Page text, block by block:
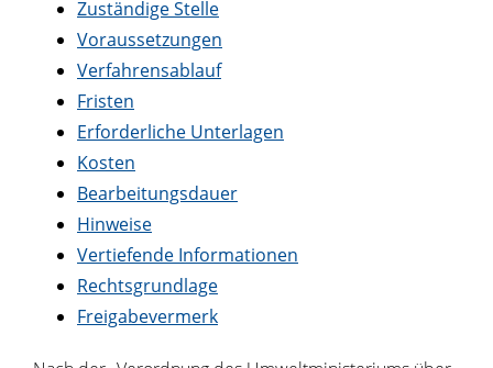
Zuständige Stelle
Voraussetzungen
Verfahrensablauf
Fristen
Erforderliche Unterlagen
Kosten
Bearbeitungsdauer
Hinweise
Vertiefende Informationen
Rechtsgrundlage
Freigabevermerk